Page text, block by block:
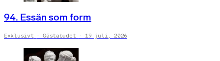
94. Essän som form
Exklusivt Gästabudet 19 juli, 2026